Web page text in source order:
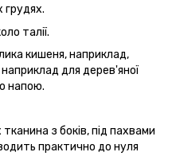
грудях.
талії.
кишеня, наприклад,
для дерев'яної
напою.
з боків, під пахвами
практично до нуля